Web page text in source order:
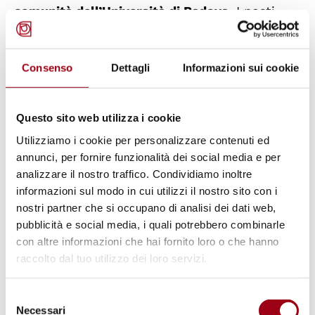
Consenso Dettagli Informazioni sui cookie
Questo sito web utilizza i cookie
Utilizziamo i cookie per personalizzare contenuti ed
annunci, per fornire funzionalità dei social media e per
analizzare il nostro traffico. Condividiamo inoltre
informazioni sul modo in cui utilizzi il nostro sito con i
nostri partner che si occupano di analisi dei dati web,
pubblicità e social media, i quali potrebbero combinarle
con altre informazioni che hai fornito loro o che hanno
raccolto dal tuo utilizzo dei loro servizi.
Necessari
comunità dell’Università di Padova . I posti
sono limitati dalla capienza della sala. Per
partecipare ènecessaria la registrazioneal
seguente
Programma
16:45 - 18:40 Film “Carina’s Diary: Madımak”
18:40 - 19:00 Discussione e feedback, con
Mehmet Çağlar Akyiğit